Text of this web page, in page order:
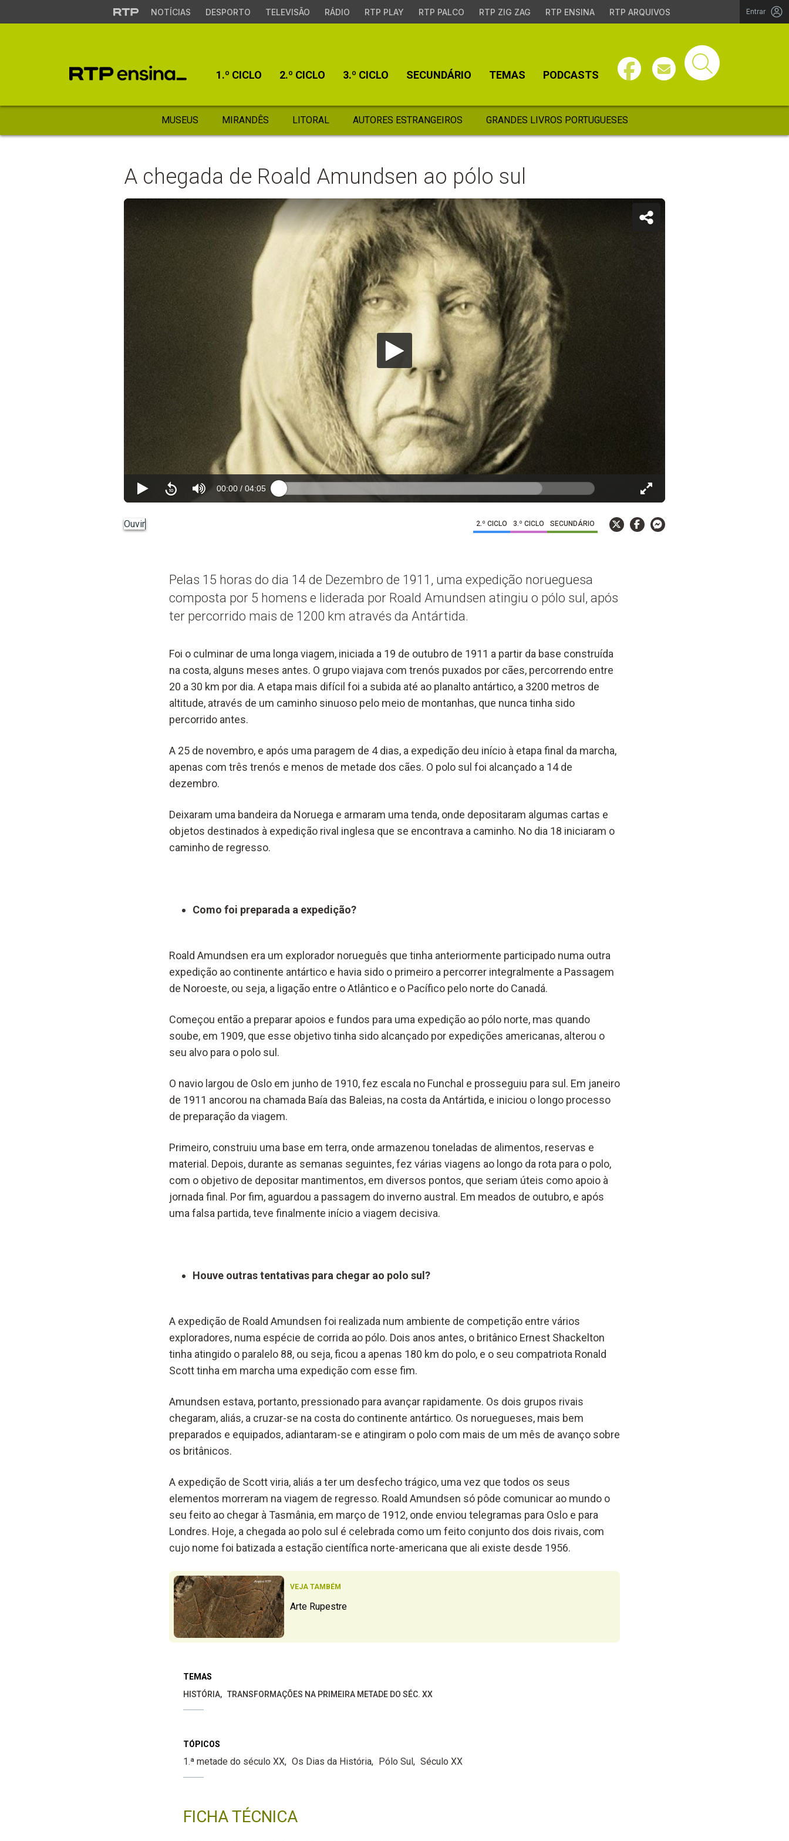
NOTÍCIAS DESPORTO TELEVISÃO RÁDIO RTP PLAY RTP PALCO RTP ZIG ZAG RTP ENSINA RTP ARQUIVOS Entrar
1.º CICLO 2.º CICLO 3.º CICLO SECUNDÁRIO TEMAS PODCASTS
MUSEUS MIRANDÊS LITORAL AUTORES ESTRANGEIROS GRANDES LIVROS PORTUGUESES
A chegada de Roald Amundsen ao pólo sul
00:00 / 04:05
Ouvir 2.º CICLO 3.º CICLO SECUNDÁRIO
Pelas 15 horas do dia 14 de Dezembro de 1911, uma expedição norueguesa
composta por 5 homens e liderada por Roald Amundsen atingiu o pólo sul, após
ter percorrido mais de 1200 km através da Antártida.
Foi o culminar de uma longa viagem, iniciada a 19 de outubro de 1911 a partir da base construída
na costa, alguns meses antes. O grupo viajava com trenós puxados por cães, percorrendo entre
20 a 30 km por dia. A etapa mais difícil foi a subida até ao planalto antártico, a 3200 metros de
altitude, através de um caminho sinuoso pelo meio de montanhas, que nunca tinha sido
percorrido antes.
A 25 de novembro, e após uma paragem de 4 dias, a expedição deu início à etapa final da marcha,
apenas com três trenós e menos de metade dos cães. O polo sul foi alcançado a 14 de
dezembro.
Deixaram uma bandeira da Noruega e armaram uma tenda, onde depositaram algumas cartas e
objetos destinados à expedição rival inglesa que se encontrava a caminho. No dia 18 iniciaram o
caminho de regresso.
Como foi preparada a expedição?
Roald Amundsen era um explorador norueguês que tinha anteriormente participado numa outra
expedição ao continente antártico e havia sido o primeiro a percorrer integralmente a Passagem
de Noroeste, ou seja, a ligação entre o Atlântico e o Pacífico pelo norte do Canadá.
Começou então a preparar apoios e fundos para uma expedição ao pólo norte, mas quando
soube, em 1909, que esse objetivo tinha sido alcançado por expedições americanas, alterou o
seu alvo para o polo sul.
O navio largou de Oslo em junho de 1910, fez escala no Funchal e prosseguiu para sul. Em janeiro
de 1911 ancorou na chamada Baía das Baleias, na costa da Antártida, e iniciou o longo processo
de preparação da viagem.
Primeiro, construiu uma base em terra, onde armazenou toneladas de alimentos, reservas e
material. Depois, durante as semanas seguintes, fez várias viagens ao longo da rota para o polo,
com o objetivo de depositar mantimentos, em diversos pontos, que seriam úteis como apoio à
jornada final. Por fim, aguardou a passagem do inverno austral. Em meados de outubro, e após
uma falsa partida, teve finalmente início a viagem decisiva.
Houve outras tentativas para chegar ao polo sul?
A expedição de Roald Amundsen foi realizada num ambiente de competição entre vários
exploradores, numa espécie de corrida ao pólo. Dois anos antes, o britânico Ernest Shackelton
tinha atingido o paralelo 88, ou seja, ficou a apenas 180 km do polo, e o seu compatriota Ronald
Scott tinha em marcha uma expedição com esse fim.
Amundsen estava, portanto, pressionado para avançar rapidamente. Os dois grupos rivais
chegaram, aliás, a cruzar-se na costa do continente antártico. Os noruegueses, mais bem
preparados e equipados, adiantaram-se e atingiram o polo com mais de um mês de avanço sobre
os britânicos.
A expedição de Scott viria, aliás a ter um desfecho trágico, uma vez que todos os seus
elementos morreram na viagem de regresso. Roald Amundsen só pôde comunicar ao mundo o
seu feito ao chegar à Tasmânia, em março de 1912, onde enviou telegramas para Oslo e para
Londres. Hoje, a chegada ao polo sul é celebrada como um feito conjunto dos dois rivais, com
cujo nome foi batizada a estação científica norte-americana que ali existe desde 1956.
VEJA TAMBÉM
Arte Rupestre
TEMAS
HISTÓRIA
TRANSFORMAÇÕES NA PRIMEIRA METADE DO SÉC. XX
TÓPICOS
1.ª metade do século XX Os Dias da História Pólo Sul Século XX
FICHA TÉCNICA